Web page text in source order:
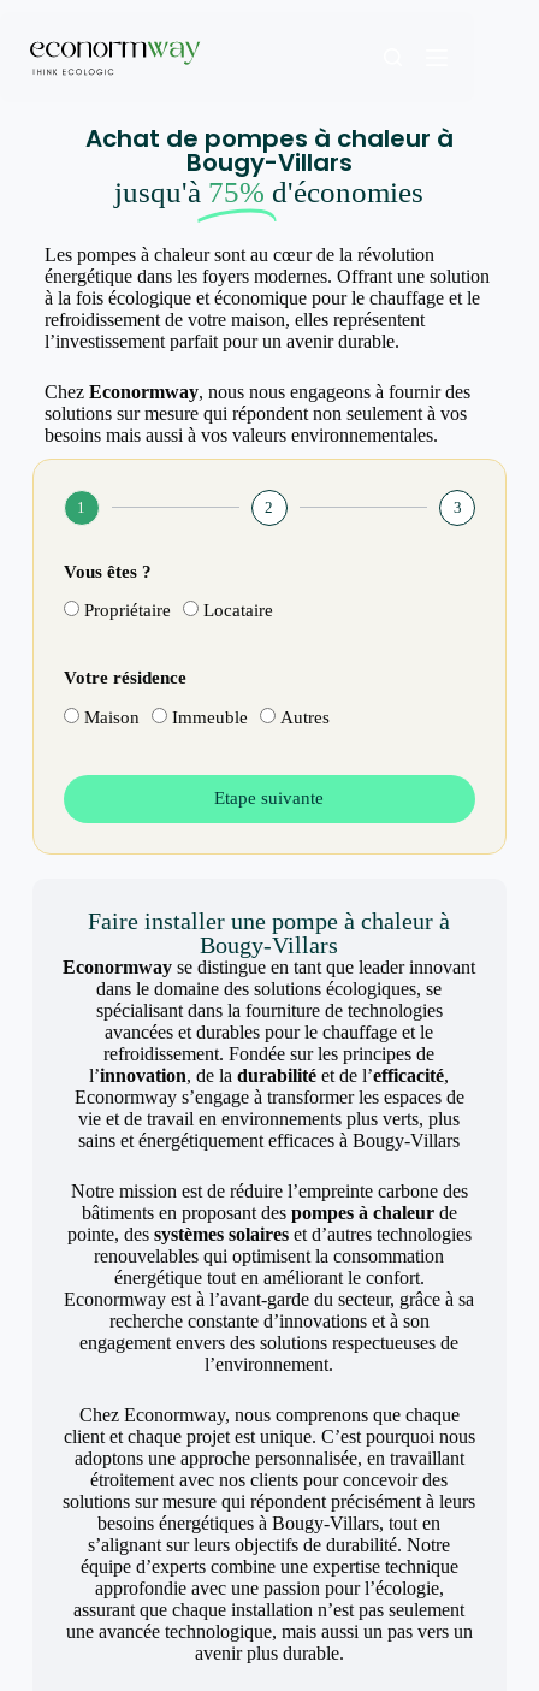
Achat de pompes à chaleur à
Bougy-Villars
jusqu'à 75% d'économies
Les pompes à chaleur sont au cœur de la révolution
énergétique dans les foyers modernes. Offrant une solution
à la fois écologique et économique pour le chauffage et le
refroidissement de votre maison, elles représentent
l’investissement parfait pour un avenir durable.
Chez Econormway, nous nous engageons à fournir des
solutions sur mesure qui répondent non seulement à vos
besoins mais aussi à vos valeurs environnementales.
1 2 3
Vous êtes ?
Propriétaire Locataire
Votre résidence
Maison Immeuble Autres
Etape suivante
Faire installer une pompe à chaleur à
Bougy-Villars
Econormway se distingue en tant que leader innovant
dans le domaine des solutions écologiques, se
spécialisant dans la fourniture de technologies
avancées et durables pour le chauffage et le
refroidissement. Fondée sur les principes de
l’innovation, de ladurabilité et de l’efficacité,
Econormway s’engage à transformer les espaces de
vie et de travail en environnements plus verts, plus
sains et énergétiquement efficaces à Bougy-Villars
Notre mission est de réduire l’empreinte carbone des
bâtiments en proposant des pompes à chaleurde
pointe, des systèmes solaireset d’autres technologies
renouvelables qui optimisent la consommation
énergétique tout en améliorant le confort.
Econormway est à l’avant-garde du secteur, grâce à sa
recherche constante d’innovations et à son
engagement envers des solutions respectueuses de
l’environnement.
Chez Econormway, nous comprenons que chaque
client et chaque projet est unique. C’est pourquoi nous
adoptons une approche personnalisée, en travaillant
étroitement avec nos clients pour concevoir des
solutions sur mesure qui répondent précisément à leurs
besoins énergétiques à Bougy-Villars, tout en
s’alignant sur leurs objectifs de durabilité. Notre
équipe d’experts combine une expertise technique
approfondie avec une passion pour l’écologie,
assurant que chaque installation n’est pas seulement
une avancée technologique, mais aussi un pas vers un
avenir plus durable.